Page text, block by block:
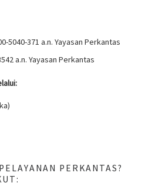
5040-371 a.n. Yayasan Perkantas
a.n. Yayasan Perkantas
PERKANTAS?